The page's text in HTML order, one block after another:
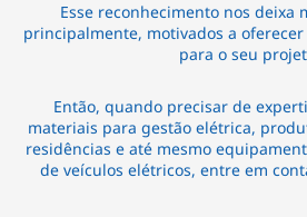
Esse reconhecimento nos deixa
principalmente, motivados a
para o seu
Então, quando precisar de
materiais para gestão elétrica,
residências e até mesmo
de veículos elétricos, entre em